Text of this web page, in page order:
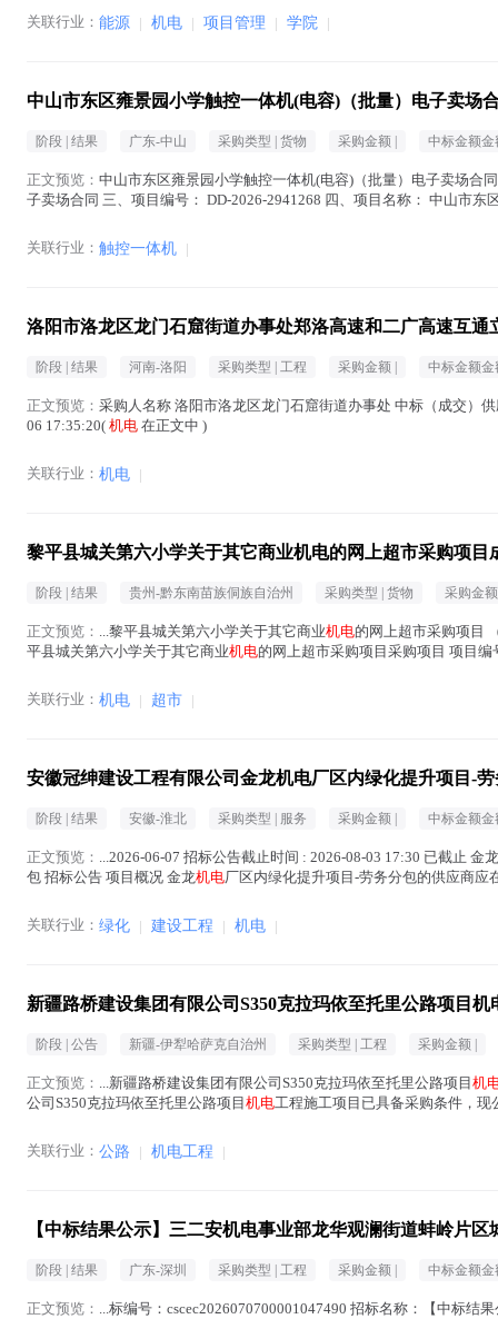
关联行业： 能源 | 机电 | 项目管理 | 学院 |
中山市东区雍景园小学触控一体机(电容)（批量）电子卖场
阶段 | 结果 广东-中山 采购类型 | 货物 采购金额 | 中标金额
正文预览： 中山市东区雍景园小学触控一体机(电容)（批量）电子卖场合
子卖场合同 三、项目编号： DD-2026-2941268 四、项目名称： 中山市
关联行业： 触控一体机 |
洛阳市洛龙区龙门石窟街道办事处郑洛高速和二广高速互
阶段 | 结果 河南-洛阳 采购类型 | 工程 采购金额 | 中标金额
正文预览： 采购人名称 洛阳市洛龙区龙门石窟街道办事处 中标（成交）
06 17:35:20( 机电 在正文中 )
关联行业： 机电 |
黎平县城关第六小学关于其它商业机电的网上超市采购项目
阶段 | 结果 贵州-黔东南苗族侗族自治州 采购类型 | 货物 采购金
正文预览： ...黎平县城关第六小学关于其它商业机电的网上超市采购项目
平县城关第六小学关于其它商业机电的网上超市采购项目采购项目 项目
关联行业： 机电 | 超市 |
安徽冠绅建设工程有限公司金龙机电厂区内绿化提升项目-
阶段 | 结果 安徽-淮北 采购类型 | 服务 采购金额 | 中标金额金
正文预览： ...2026-06-07 招标公告截止时间 : 2026-08-03 17:30 已截止 金龙
包 招标公告 项目概况 金龙机电厂区内绿化提升项目-劳务分包的供应商应
关联行业： 绿化 | 建设工程 | 机电 |
新疆路桥建设集团有限公司S350克拉玛依至托里公路项目
阶段 | 公告 新疆-伊犁哈萨克自治州 采购类型 | 工程 采购金额 |
正文预览： ...新疆路桥建设集团有限公司S350克拉玛依至托里公路项目 机
公司S350克拉玛依至托里公路项目 机电工程施工项目已具备采购条件，现
关联行业： 公路 | 机电工程 |
【中标结果公示】三二安机电事业部龙华观澜街道蚌岭片
阶段 | 结果 广东-深圳 采购类型 | 工程 采购金额 | 中标金额金
正文预览： ...标编号：cscec2026070700001047490 招标名称：【中标结